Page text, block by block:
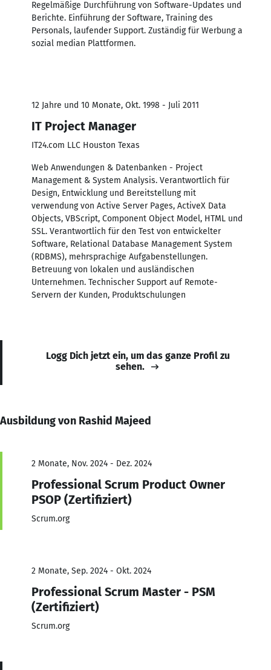
Regelmäßige Durchführung von Software-Updates und
Berichte. Einführung der Software, Training des
Personals, laufender Support. Zuständig für Werbung a
sozial median Plattformen.
12 Jahre und 10 Monate, Okt. 1998 - Juli 2011
IT Project Manager
IT24.com LLC Houston Texas
Web Anwendungen & Datenbanken - Project
Management & System Analysis. Verantwortlich für
Design, Entwicklung und Bereitstellung mit
verwendung von Active Server Pages, ActiveX Data
Objects, VBScript, Component Object Model, HTML und
SSL. Verantwortlich für den Test von entwickelter
Software, Relational Database Management System
(RDBMS), mehrsprachige Aufgabenstellungen.
Betreuung von lokalen und ausländischen
Unternehmen. Technischer Support auf Remote-
Servern der Kunden, Produktschulungen
Logg Dich jetzt ein, um das ganze Profil zu
sehen.
Ausbildung von Rashid Majeed
2 Monate, Nov. 2024 - Dez. 2024
Professional Scrum Product Owner
PSOP (Zertifiziert)
Scrum.org
2 Monate, Sep. 2024 - Okt. 2024
Professional Scrum Master - PSM
(Zertifiziert)
Scrum.org